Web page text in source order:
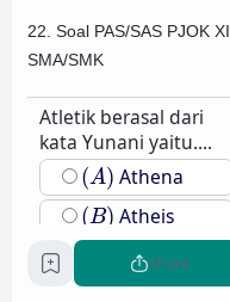
22. Soal PAS/SAS PJOK XI
SMA/SMK
Atletik berasal dari
kata Yunani yaitu....
(A)
(A) Athena
(B)
(B) Atheis
(C)
Atha
(D)
Share